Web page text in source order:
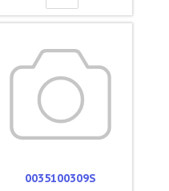
0035100309S